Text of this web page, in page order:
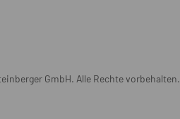
GmbH. Alle Rechte vorbehalten.